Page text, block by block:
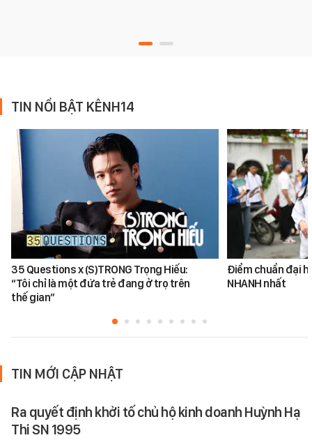
TIN NỔI BẬT KÊNH14
35 Questions x (S)TRONG Trọng Hiếu:
“Tôi chỉ là một đứa trẻ đang ở trọ trên
thế gian”
Điểm chuẩn đại
NHANH nhất
TIN MỚI CẬP NHẬT
Ra quyết định khởi tố chủ hộ kinh doanh Huỳnh Hạ
Thi SN 1995